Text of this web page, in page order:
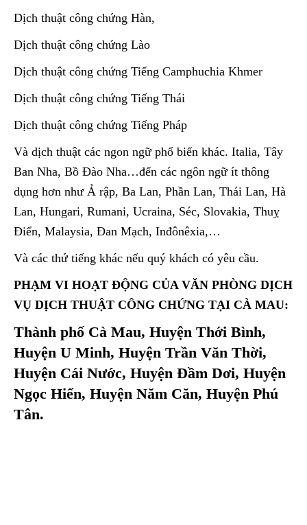
Dịch thuật công chứng Hàn,
Dịch thuật công chứng Lào
Dịch thuật công chứng Tiếng Camphuchia Khmer
Dịch thuật công chứng Tiếng Thái
Dịch thuật công chứng Tiếng Pháp
Và dịch thuật các ngon ngữ phổ biến khác. Italia, Tây
Ban Nha, Bồ Đào Nha…đến các ngôn ngữ ít thông
dụng hơn như Ả rập, Ba Lan, Phần Lan, Thái Lan, Hà
Lan, Hungari, Rumani, Ucraina, Séc, Slovakia, Thuỵ
Điển, Malaysia, Đan Mạch, Inđônêxia,…
Và các thứ tiếng khác nếu quý khách có yêu cầu.
PHẠM VI HOẠT ĐỘNG CỦA VĂN PHÒNG DỊCH
VỤ DỊCH THUẬT CÔNG CHỨNG TẠI CÀ MAU:
Thành phố Cà Mau, Huyện Thới Bình,
Huyện U Minh, Huyện Trần Văn Thời,
Huyện Cái Nước, Huyện Đầm Dơi, Huyện
Ngọc Hiển, Huyện Năm Căn, Huyện Phú
Tân.